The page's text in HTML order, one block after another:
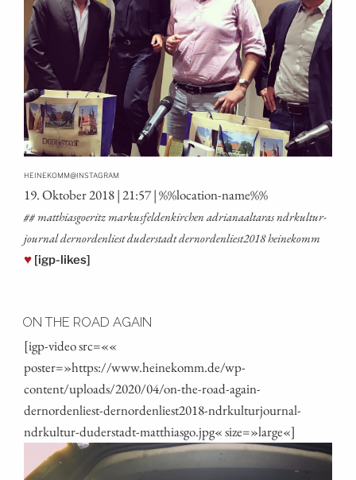
HEINEKOMM@INSTAGRAM
19. Okto­ber 2018 | 21:57 | %%loca­ti­on-name%%
## mat­thi­as­goe­ritz mar­kus­fel­den­kir­chen adria­naal­ta­ras ndrkul­tur­
jour­nal dern­or­den­liest duder­stadt dernordenliest2018 heinekomm
♥ [igp-likes]
ON THE ROAD AGAIN
[igp-video src=««
poster=»https://www.heinekomm.de/wp-
content/uploads/2020/04/on-the-road-again-
dernordenliest-dernordenliest2018-ndrkulturjournal-
ndrkultur-duderstadt-matthiasgo.jpg« size=»large«]